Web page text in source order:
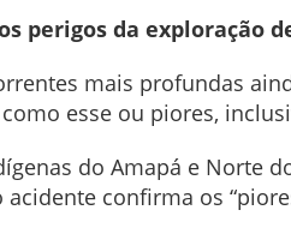
perigos da exploração
mais profundas
esse ou piores,
do Amapá e Norte
acidente confirma os